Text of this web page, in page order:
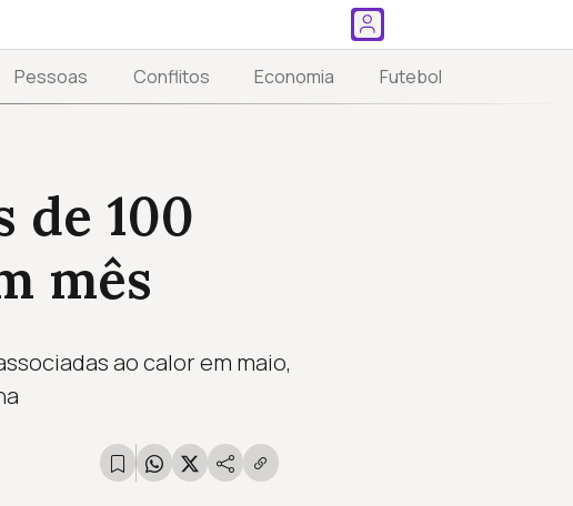
Pessoas Conflitos Economia Futebol
de 100
mês
ao calor em maio,